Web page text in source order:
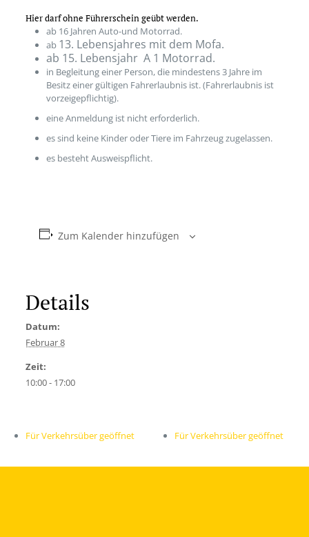
Hier darf ohne Führerschein geübt werden.
ab 16 Jahren Auto-und Motorrad.
ab 13. Lebensjahres mit dem Mofa.
ab 15. Lebensjahr A 1 Motorrad.
in Begleitung einer Person, die mindestens 3 Jahre im
Besitz einer gültigen Fahrerlaubnis ist. (Fahrerlaubnis ist
vorzeigepflichtig).
eine Anmeldung ist nicht erforderlich.
es sind keine Kinder oder Tiere im Fahrzeug zugelassen.
es besteht Ausweispflicht.
Zum Kalender hinzufügen
Details
Datum:
Februar 8
Zeit:
10:00 - 17:00
Für Verkehrsüber geöffnet Für Verkehrsüber geöffnet